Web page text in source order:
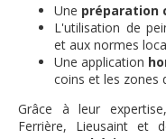
Une préparation
L'utilisation de
et aux normes
Une application
coins et les zones
Grâce à leur
Ferrière, Lieusaint et